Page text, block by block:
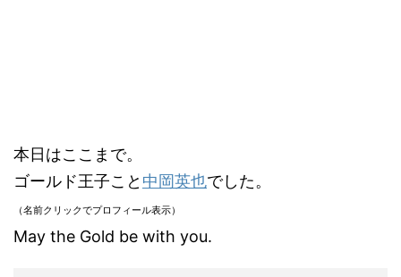
本日はここまで。
ゴールド王子こと 中岡英也でした。
（名前クリックでプロフィール表示）
May the Gold be with you.